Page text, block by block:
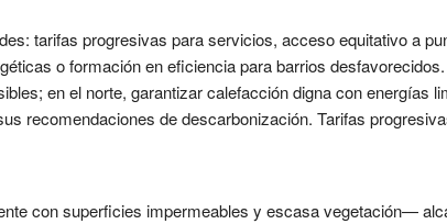
tarifas progresivas para servicios, acceso equitativo a
o formación en eficiencia para barrios
en el norte, garantizar calefacción digna con energías
recomendaciones de descarbonización. Tarifas
con superficies impermeables y escasa vegetación—